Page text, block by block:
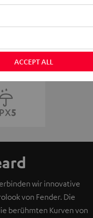
wir innovative
von Fender. Die
berühmten Kurven von
ACCEPT ALL